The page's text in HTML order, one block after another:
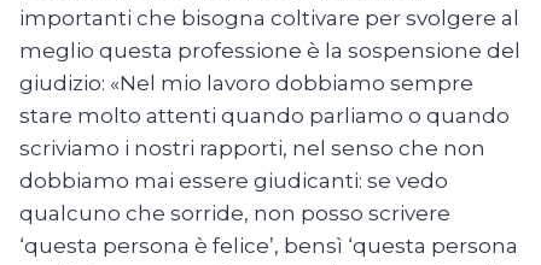
importanti che bisogna coltivare per svolgere al
meglio questa professione è la sospensione del
giudizio: «Nel mio lavoro dobbiamo sempre
stare molto attenti quando parliamo o quando
scriviamo i nostri rapporti, nel senso che non
dobbiamo mai essere giudicanti: se vedo
qualcuno che sorride, non posso scrivere
‘questa persona è felice’, bensì ‘questa persona